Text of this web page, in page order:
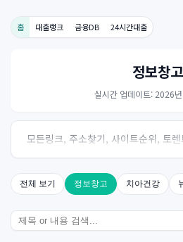
홈 대출랭크 금융DB 24시간대출
정보창고
실시간 업데이트: 2026
모든링크, 주소찾기, 사이트순위, 토
증, 스포츠, 드라마, 커뮤니티
전체 보기 정보창고 치아건강